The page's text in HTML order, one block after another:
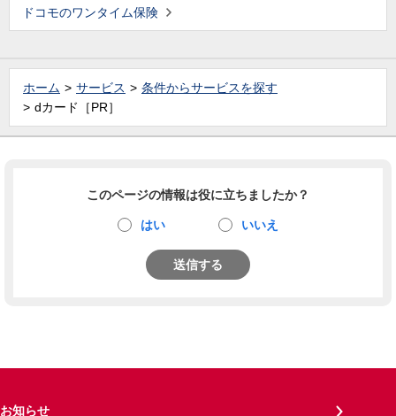
ドコモのワンタイム保険
ホーム サービス
条件からサービスを探す
dカード［PR］
このページの情報は役に立ちましたか？
はい いいえ
送信する
お知らせ